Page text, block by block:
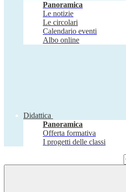
Panoramica
Le notizie
Le circolari
Calendario eventi
Albo online
Didattica
Panoramica
Offerta formativa
I progetti delle classi